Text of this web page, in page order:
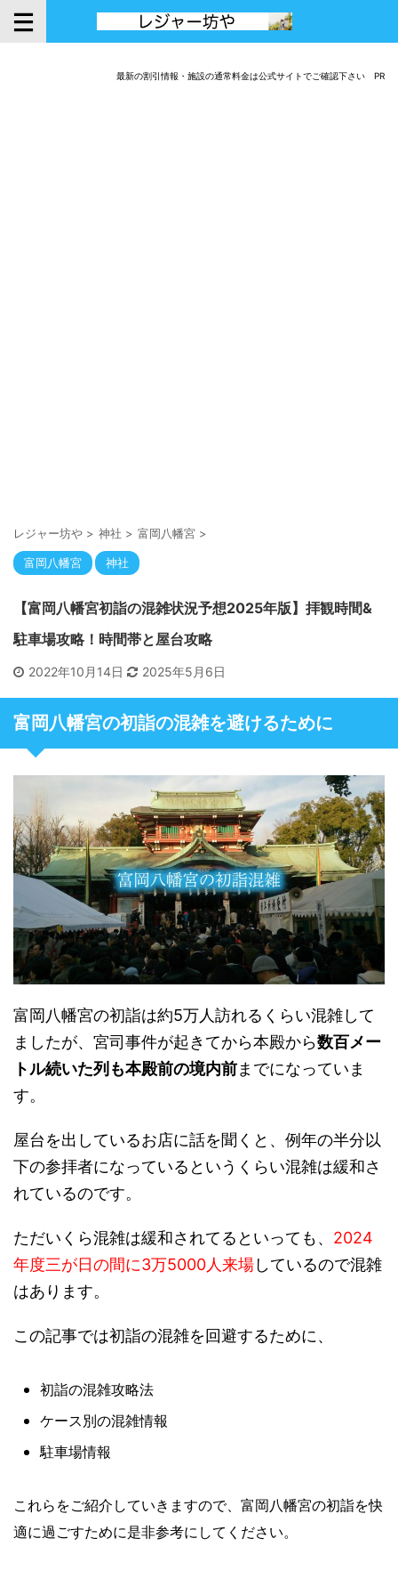
最新の割引情報・施設の通常料金は公式サイトでご確認下さい PR
レジャー坊や > 神社 > 富岡八幡宮 >
富岡八幡宮 神社
【富岡八幡宮初詣の混雑状況予想2025年版】拝観時間&
駐車場攻略！時間帯と屋台攻略
2022年10月14日 2025年5月6日
富岡八幡宮の初詣の混雑を避けるために
富岡八幡宮の初詣は約5万人訪れるくらい混雑して
ましたが、宮司事件が起きてから本殿から数百メー
トル続いた列も本殿前の境内前までになっていま
す。
屋台を出しているお店に話を聞くと、例年の半分以
下の参拝者になっているというくらい混雑は緩和さ
れているのです。
ただいくら混雑は緩和されてるといっても、 2024
年度三が日の間に3万5000人来場しているので混雑
はあります。
この記事では初詣の混雑を回避するために、
初詣の混雑攻略法
ケース別の混雑情報
駐車場情報
これらをご紹介していきますので、富岡八幡宮の初詣を快
適に過ごすために是非参考にしてください。